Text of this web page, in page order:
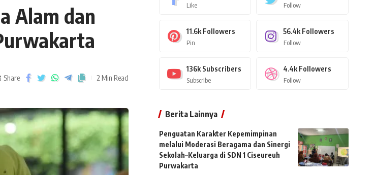
Alam dan
Share 2 Min Read
Like Follow
11.6k Followers
Pin
56.4k Followers
Follow
136k Subscribers
Subscribe
4.4k Followers
Follow
Berita Lainnya
Penguatan Karakter Kepemimpinan
melalui Moderasi Beragama dan Sinergi
Sekolah–Keluarga di SDN 1 Ciseureuh
Purwakarta